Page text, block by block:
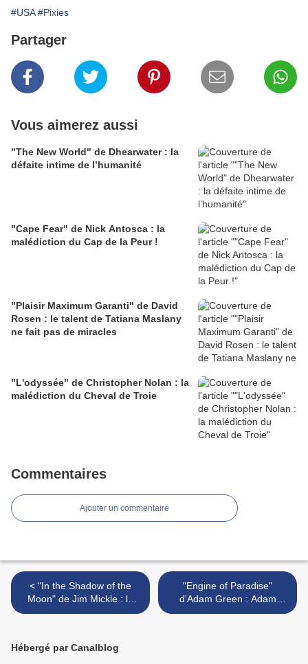
#USA #Pixies
Partager
Vous aimerez aussi
"The New World" de Dhearwater : la
défaite intime de l’humanité
"Cape Fear" de Nick Antosca : la
malédiction du Cap de la Peur !
"Plaisir Maximum Garanti" de David
Rosen : le talent de Tatiana Maslany
ne fait pas de miracles
"L'odyssée" de Christopher Nolan : la
malédiction du Cheval de Troie
Commentaires
Ajouter un commentaire
< "In the Shadow of the
Moon" de Jim Mickle : le
sang des porcs
"Engine of Paradise"
d'Adam Green : Adam
contre les insectes-robots >
Hébergé par Canalblog